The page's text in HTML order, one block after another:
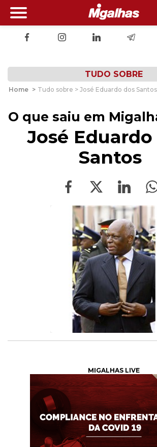
TUDO SOBRE
Home > Tudo sobre > José Eduardo dos Santos
O que saiu em
José Eduardo
Santos
MIGALHAS LIVE